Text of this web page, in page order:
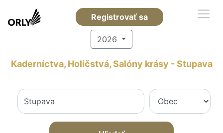
Registrovať sa
2026
Kaderníctva, Holičstvá, Salóny krásy - Stupava